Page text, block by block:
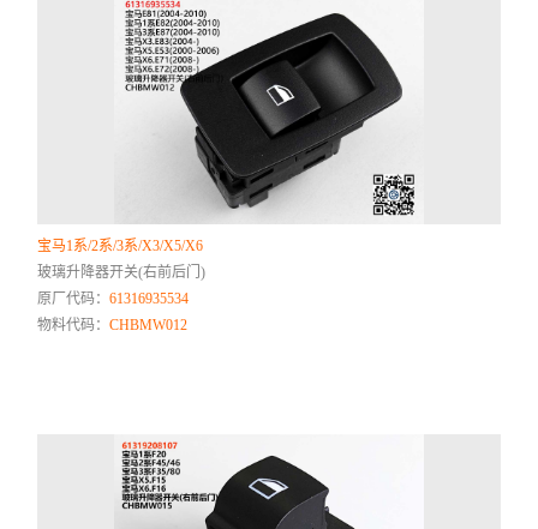
宝马1系/2系/3系/X3/X5/X6
玻璃升降器开关(右前后门)
原厂代码：61316935534
物料代码：CHBMW012